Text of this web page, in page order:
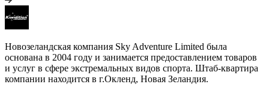
Новозеландская компания Sky Adventure Limited была
основана в 2004 году и занимается предоставлением товаров
и услуг в сфере экстремальных видов спорта. Штаб-квартира
компании находится в г.Окленд, Новая Зеландия.